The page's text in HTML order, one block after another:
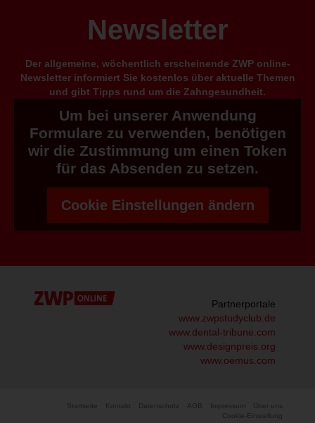
Newsletter
Der allgemeine, wöchentlich erscheinende ZWP online-
Newsletter informiert Sie kostenlos über aktuelle Themen
und gibt Tipps rund um die Zahngesundheit.
Um bei unserer Anwendung
Formulare zu verwenden, benötigen
wir die Zustimmung um einen Token
für das Absenden zu setzen.
Cookie Einstellungen ändern
Partnerportale
www.zwpstudyclub.de
www.dental-tribune.com
www.designpreis.org
www.oemus.com
Startseite Kontakt Datenschutz AGB Impressum
Über uns
Cookie-Einstellung